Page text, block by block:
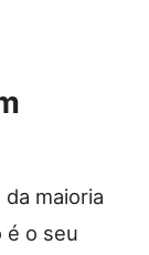
maioria
é o seu